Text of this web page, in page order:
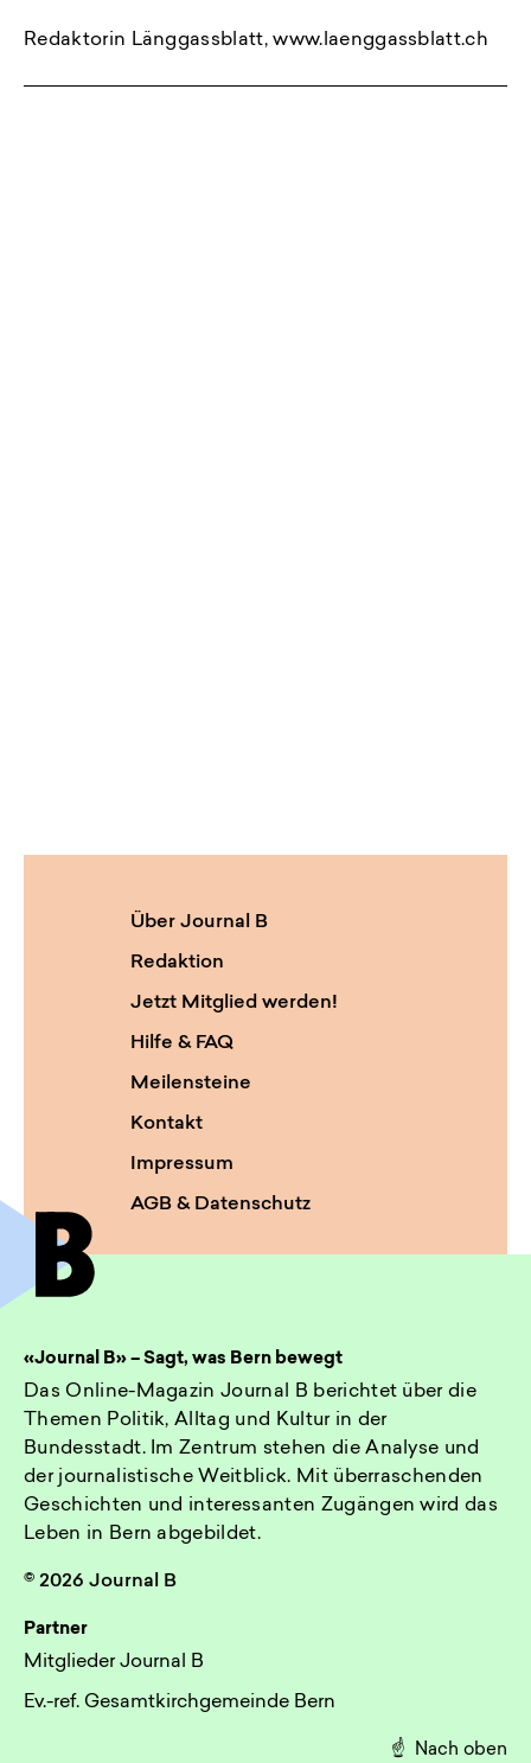
Redaktorin Länggassblatt, www.laenggassblatt.ch
Über Journal B
Redaktion
Jetzt Mitglied werden!
Hilfe & FAQ
Meilensteine
Kontakt
Impressum
AGB & Datenschutz
«Journal B» – Sagt, was Bern bewegt
Das Online-Magazin Journal B berichtet über die
Themen Politik, Alltag und Kultur in der
Bundesstadt. Im Zentrum stehen die Analyse und
der journalistische Weitblick. Mit überraschenden
Geschichten und interessanten Zugängen wird das
Leben in Bern abgebildet.
© 2026 Journal B
Partner
Mitglieder Journal B
Ev.-ref. Gesamtkirchgemeinde Bern
☝️ Nach oben